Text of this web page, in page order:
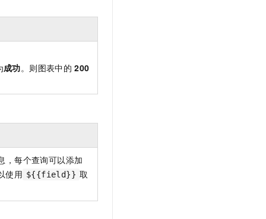
成功。则图表中的 200
，每个查询可以添加
使用 ${{field}} 取